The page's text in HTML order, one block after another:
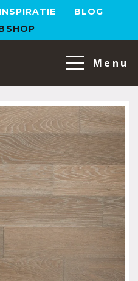
INSPIRATIE
BLOG
Menu